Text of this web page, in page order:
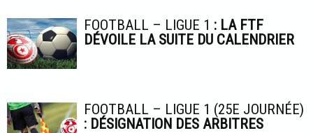
FOOTBALL – LIGUE 1 : LA FTF
DÉVOILE LA SUITE DU CALENDRIER
FOOTBALL – LIGUE 1 (25E JOURNÉE)
: DÉSIGNATION DES ARBITRES